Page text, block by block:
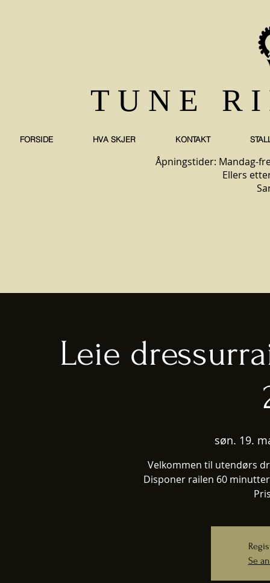
TUNE
FORSIDE HVA SKJER KONTAKT
Åpningstider: Mandag-
Ellers
Leie
søn. 19.
Velkommen til utendørs
Disponer railen 60
Se